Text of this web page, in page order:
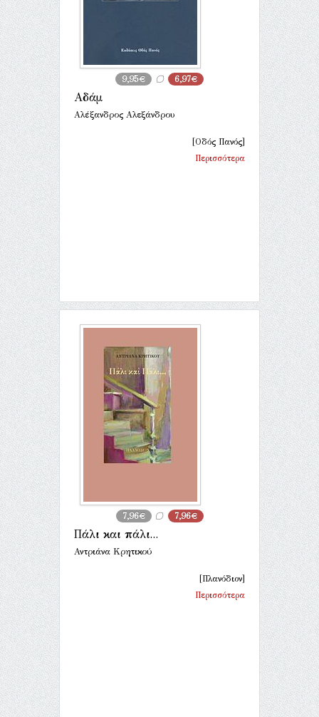
9,95€ 6,97€
Αδάμ
Αλέξανδρος Αλεξάνδρου
[Οδός Πανός]
Περισσότερα
7,96€ 7,96€
Πάλι και πάλι...
Αντριάνα Κρητικού
[Πλανόδιον]
Περισσότερα